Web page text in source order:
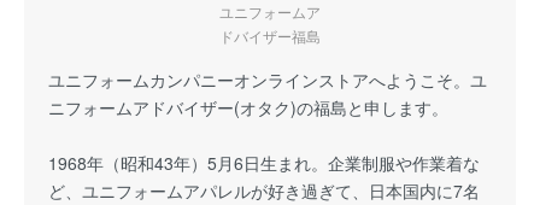
ユニフォームア
ドバイザー福島
ユニフォームカンパニーオンラインストアへようこそ。ユ
ニフォームアドバイザー(オタク)の福島と申します。
1968年（昭和43年）5月6日生まれ。企業制服や作業着な
ど、ユニフォームアパレルが好き過ぎて、日本国内に7名